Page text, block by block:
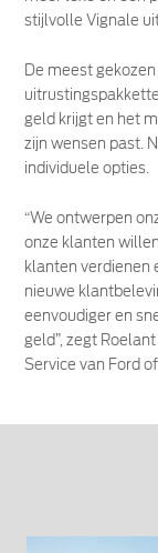
stijlvolle Vignale
De meest
geld krijgt en het
zijn wensen past.
individuele opties.
“We ontwerpen
onze klanten
klanten verdienen
nieuwe
eenvoudiger en
geld”, zegt
Service van Ford of